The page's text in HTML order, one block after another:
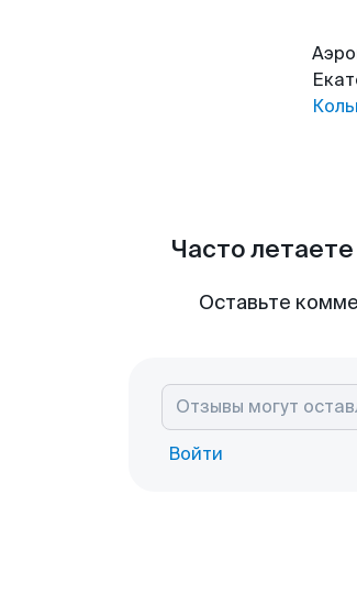
Часто
Оставьте
Войти